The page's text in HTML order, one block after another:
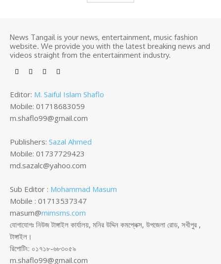
News Tangail is your news, entertainment, music fashion
website. We provide you with the latest breaking news and
videos straight from the entertainment industry.
Editor: M. Saiful Islam Shaflo
Mobile: 01718683059
m.shaflo99@gmail.com
Publishers: Sazal Ahmed
Mobile: 01737729423
md.sazalc@yahoo.com
Sub Editor : Mohammad Masum
Mobile : 01713537347
masum@mimsms.com
যোগাযোগঃ নিউজ টাঙ্গাইল কার্যালয়, মনির উদ্দিন কমপ্লেক্স, উপজেলা রোড, সখীপুর ,
টাঙ্গাইল।
রিপোটিং: ০১৭১৮-৬৮৩০৫৯
m.shaflo99@gmail.com